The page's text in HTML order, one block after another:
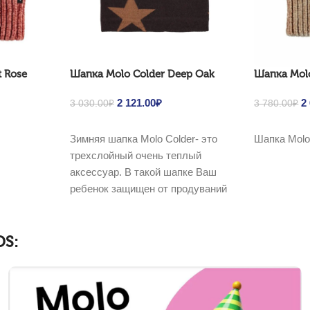
4
price is:
Шапка Molo Colder Deep Oak
3 030.00₽ Original price was: 3
2 121.00₽Current price is:
Зимняя шапка Molo Colder- это
трехслойный очень теплый
аксессуар. В такой шапке Ваш
ребенок защищен от продуваний
Шапка
3 780.00₽ 2
Шапка